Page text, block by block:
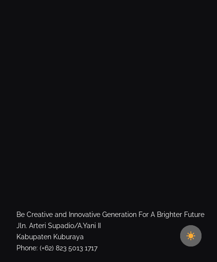
Be Creative and Innovative Generation For A Brighter Future
Jln. Arteri Supadio/A.Yani II
Kabupaten Kuburaya
Phone: (+62) 823 5013 1717